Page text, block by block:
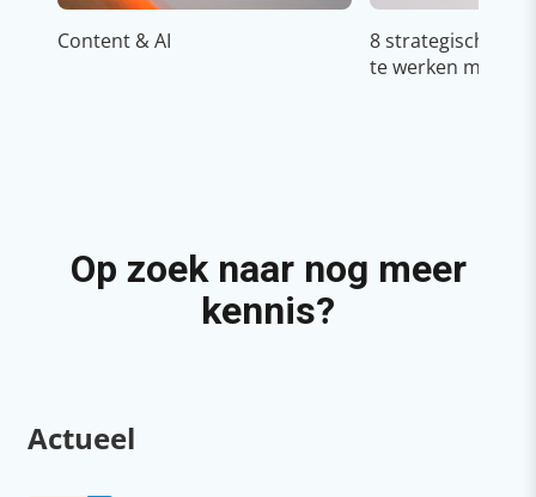
Content & AI
8 strategische
te werken met
Op zoek naar nog meer
kennis?
Actueel